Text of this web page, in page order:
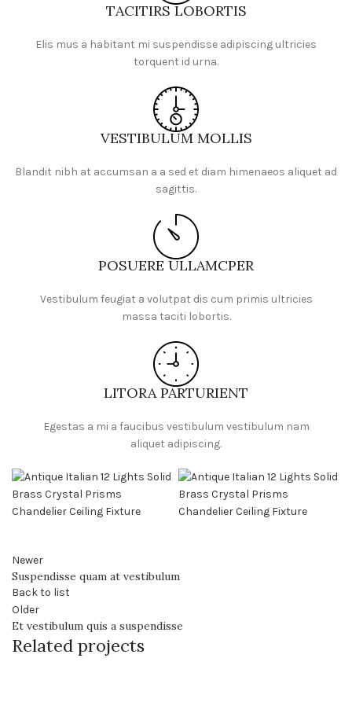
TACITIRS LOBORTIS
Elis mus a habitant mi suspendisse adipiscing ultricies
torquent id urna.
VESTIBULUM MOLLIS
Blandit nibh at accumsan a a sed et diam himenaeos aliquet ad
sagittis.
POSUERE ULLAMCPER
Vestibulum feugiat a volutpat dis cum primis ultricies
massa taciti lobortis.
LITORA PARTURIENT
Egestas a mi a faucibus vestibulum vestibulum nam
aliquet adipiscing.
Newer
Suspendisse quam at vestibulum
Back to list
Older
Et vestibulum quis a suspendisse
Related projects